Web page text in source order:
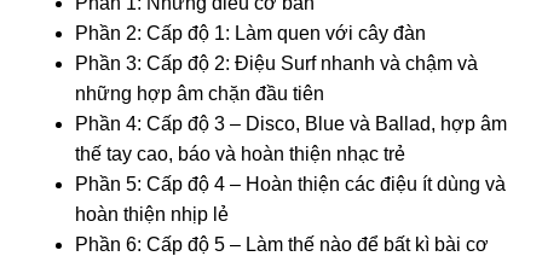
Phần 2: Cấp độ 1: Làm quen với cây đàn
Phần 3: Cấp độ 2: Điệu Surf nhanh và chậm và
những hợp âm chặn đầu tiên
Phần 4: Cấp độ 3 – Disco, Blue và Ballad, hợp âm
thế tay cao, báo và hoàn thiện nhạc trẻ
Phần 5: Cấp độ 4 – Hoàn thiện các điệu ít dùng và
hoàn thiện nhịp lẻ
Phần 6: Cấp độ 5 – Làm thế nào để bất kì bài cơ